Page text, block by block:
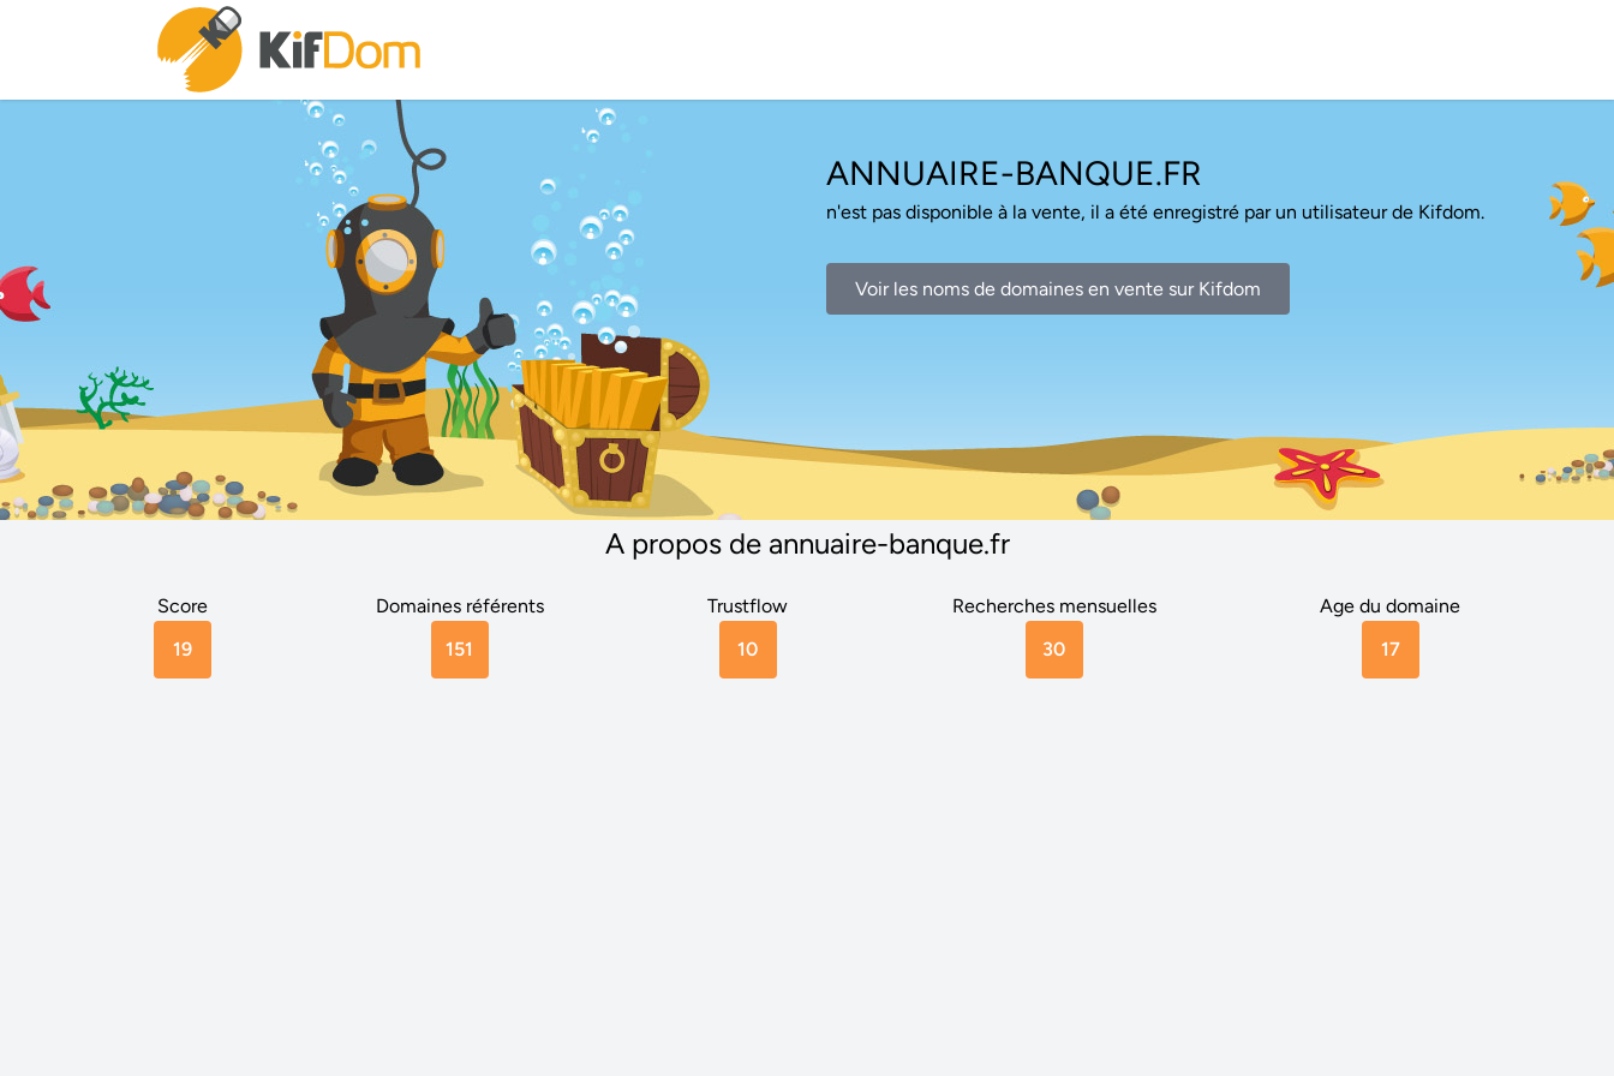
ANNUAIRE-BANQUE.FR
n'est pas disponible à la vente, il a été enregistré par un utilisateur de Kifdom.
Voir les noms de domaines en vente sur Kifdom
A propos de annuaire-banque.fr
Score
19
Domaines référents
151
Trustflow
10
Recherches mensuelles
30
Age du domaine
17